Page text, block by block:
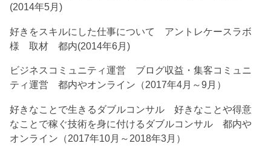
(2014年5月)
好きをスキルにした仕事について アントレケースラボ
様 取材 都内(2014年6月)
ビジネスコミュニティ運営 ブログ収益・集客コミュニ
ティ運営 都内やオンライン（2017年4月～9月）
好きなことで生きるダブルコンサル 好きなことや得意
なことで稼ぐ技術を身に付けるダブルコンサル 都内や
オンライン（2017年10月～2018年3月）